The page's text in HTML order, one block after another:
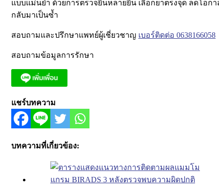
สอบถามและปรึกษาแพทย์ผู้เชี่ยวชาญ เบอร์ติดต่อ 0638166058
สอบถามข้อมูลการรักษา
แชร์บทความ
บทความที่เกี่ยวข้อง: